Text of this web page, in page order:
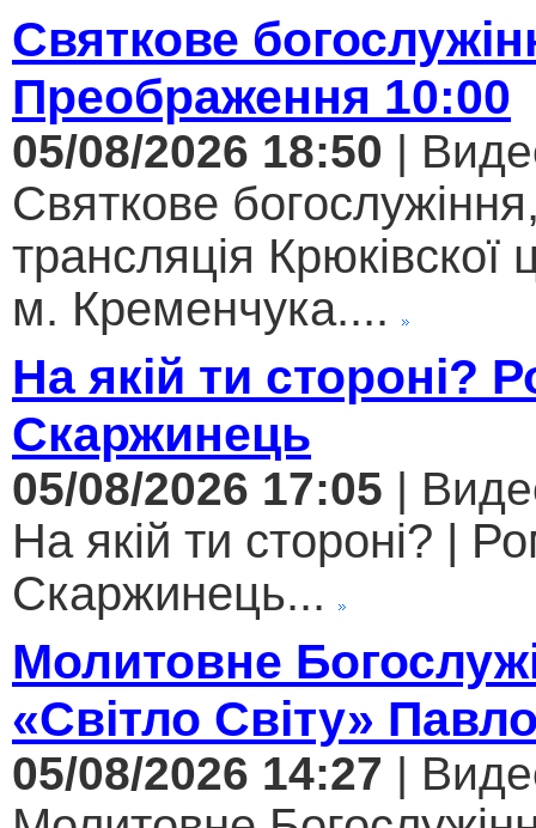
Святкове
Преображення 10:00
05/08/2026 18:50 |
Святкове
трансляція
м. Кременчука....
На якій ти стороні?
Скаржинець
05/08/2026 17:05 |
На якій ти стороні? |
Скаржинець...
Молитовне
«Світло Світу»
05/08/2026 14:27 |